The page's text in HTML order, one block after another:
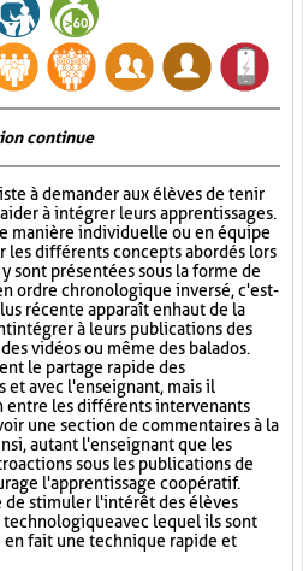
continue
à demander aux élèves de tenir
à intégrer leurs apprentissages.
manière individuelle ou en équipe
les différents concepts abordés lors
sont présentées sous la forme de
ordre chronologique inversé, c'est-
récente apparaît en haut de la
intégrer à leurs publications des
vidéos ou même des balados.
le partage rapide des
et avec l'enseignant, mais il
entre les différents intervenants
une section de commentaires à la
autant l'enseignant que les
sous les publications de
l'apprentissage coopératif.
de stimuler l'intérêt des élèves
avec lequel ils sont
fait une technique rapide et